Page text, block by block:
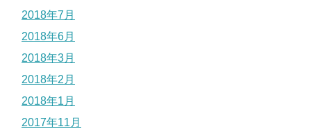
2018年7月
2018年6月
2018年3月
2018年2月
2018年1月
2017年11月